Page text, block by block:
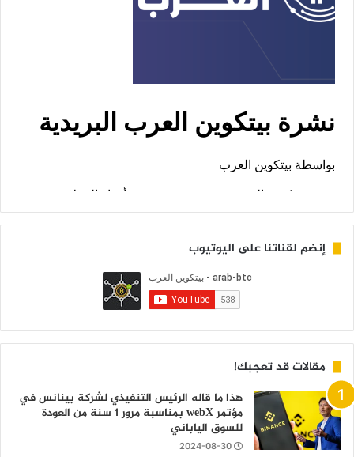
إنضم لقناتنا على اليوتيوب
مقالات قد تعجبك!
هذا ما قاله الرئيس التنفيذي لشركة بينانس في
مؤتمر webX بمناسبة مرور 1 سنة من العودة
للسوق الياباني
2024-08-30